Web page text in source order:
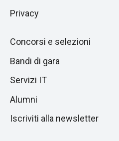
Privacy
Concorsi e selezioni
Bandi di gara
Servizi IT
Alumni
Iscriviti alla newsletter